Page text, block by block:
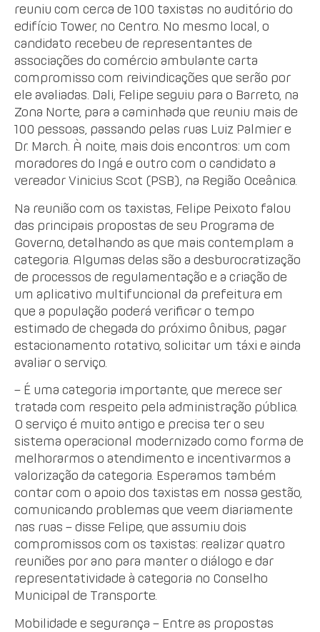
reuniu com cerca de 100 taxistas no auditório do
edifício Tower, no Centro. No mesmo local, o
candidato recebeu de representantes de
associações do comércio ambulante carta
compromisso com reivindicações que serão por
ele avaliadas. Dali, Felipe seguiu para o Barreto, na
Zona Norte, para a caminhada que reuniu mais de
100 pessoas, passando pelas ruas Luiz Palmier e
Dr. March. À noite, mais dois encontros: um com
moradores do Ingá e outro com o candidato a
vereador Vinicius Scot (PSB), na Região Oceânica.
Na reunião com os taxistas, Felipe Peixoto falou
das principais propostas de seu Programa de
Governo, detalhando as que mais contemplam a
categoria. Algumas delas são a desburocratização
de processos de regulamentação e a criação de
um aplicativo multifuncional da prefeitura em
que a população poderá verificar o tempo
estimado de chegada do próximo ônibus, pagar
estacionamento rotativo, solicitar um táxi e ainda
avaliar o serviço.
– É uma categoria importante, que merece ser
tratada com respeito pela administração pública.
O serviço é muito antigo e precisa ter o seu
sistema operacional modernizado como forma de
melhorarmos o atendimento e incentivarmos a
valorização da categoria. Esperamos também
contar com o apoio dos taxistas em nossa gestão,
comunicando problemas que veem diariamente
nas ruas – disse Felipe, que assumiu dois
compromissos com os taxistas: realizar quatro
reuniões por ano para manter o diálogo e dar
representatividade à categoria no Conselho
Municipal de Transporte.
Mobilidade e segurança – Entre as propostas